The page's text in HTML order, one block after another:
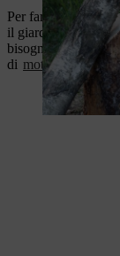
Per fare in modo
il giardino e il patio
bisogno di uno
di motoseghe